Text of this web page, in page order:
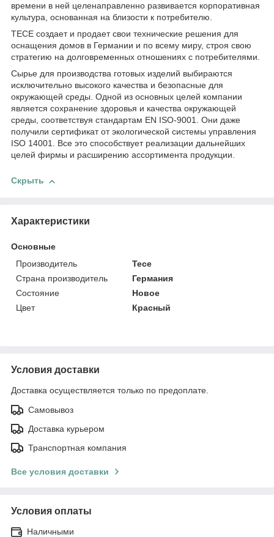
времени в ней целенаправленно развивается корпоративная
культура, основанная на близости к потребителю.
ТЕСЕ создает и продает свои технические решения для
оснащения домов в Германии и по всему миру, строя свою
стратегию на долговременных отношениях с потребителями.
Сырье для производства готовых изделий выбираются
исключительно высокого качества и безопасные для
окружающей среды. Одной из основных целей компании
является сохранение здоровья и качества окружающей
среды, соответствуя стандартам EN ISO-9001. Они даже
получили сертификат от экологической системы управления
ISO 14001. Все это способствует реализации дальнейших
целей фирмы и расширению ассортимента продукции.
Скрыть
Характеристики
Основные
Производитель
Tece
Страна производитель
Германия
Состояние
Новое
Цвет
Красный
Условия доставки
Доставка осуществляется только по предоплате.
Самовывоз
Доставка курьером
Транспортная компания
Все условия доставки
Условия оплаты
Наличными